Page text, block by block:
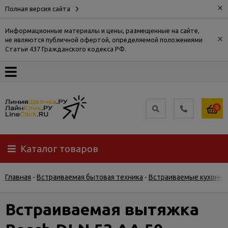
Полная версия сайта ×
Информационные материалы и цены, размещенные на сайте,
не являются публичной офертой, определяемой положениями
Статьи 437 Гражданского кодекса РФ.
×
О
Доставка
Самовывоз
Гарантия
0
Каталог товаров
Главная - Встраиваемая бытовая техника - Встраиваемые
Встраиваемая вытяжка